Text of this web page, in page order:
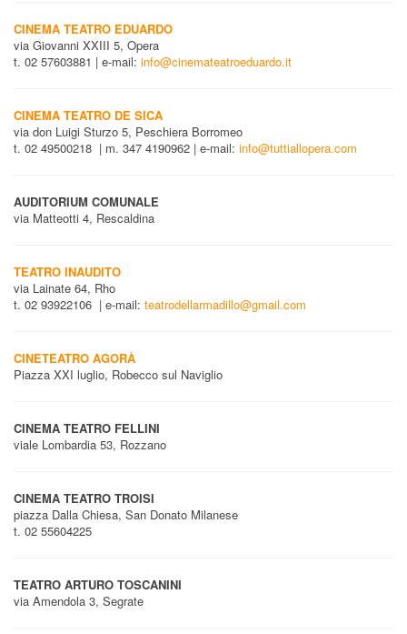
CINEMA TEATRO EDUARDO
via Giovanni XXIII 5, Opera
t. 02 57603881 | e-mail: info@cinemateatroeduardo.it
CINEMA TEATRO DE SICA
via don Luigi Sturzo 5, Peschiera Borromeo
t. 02 49500218 | m. 347 4190962 | e-mail: info@tuttiallopera.com
AUDITORIUM COMUNALE
via Matteotti 4, Rescaldina
TEATRO INAUDITO
via Lainate 64, Rho
t. 02 93922106 | e-mail: teatrodellarmadillo@gmail.com
CINETEATRO AGORÀ
Piazza XXI luglio, Robecco sul Naviglio
CINEMA TEATRO FELLINI
viale Lombardia 53, Rozzano
CINEMA TEATRO TROISI
piazza Dalla Chiesa, San Donato Milanese
t. 02 55604225
TEATRO ARTURO TOSCANINI
via Amendola 3, Segrate